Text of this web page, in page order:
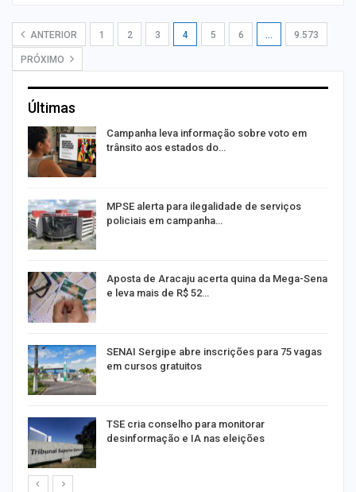
ANTERIOR 1 2 3 4 5 6 … 9.573
PRÓXIMO
Últimas
Campanha leva informação sobre voto em
trânsito aos estados do…
MPSE alerta para ilegalidade de serviços
policiais em campanha…
Aposta de Aracaju acerta quina da Mega-Sena
e leva mais de R$ 52…
SENAI Sergipe abre inscrições para 75 vagas
em cursos gratuitos
TSE cria conselho para monitorar
desinformação e IA nas eleições